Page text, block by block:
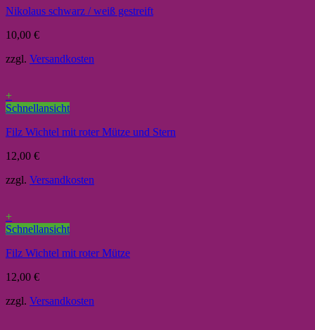
Nikolaus schwarz / weiß gestreift
10,00 €
zzgl. Versandkosten
+
Schnellansicht
Filz Wichtel mit roter Mütze und Stern
12,00 €
zzgl. Versandkosten
+
Schnellansicht
Filz Wichtel mit roter Mütze
12,00 €
zzgl. Versandkosten